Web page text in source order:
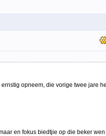
opneem, die vorige twee jare
en fokus biedtjie op die beker wen